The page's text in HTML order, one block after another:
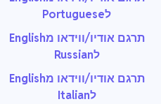
לPortuguese
תרגם אודיו/ווידאו מEnglish
לRussian
תרגם אודיו/ווידאו מEnglish
לItalian